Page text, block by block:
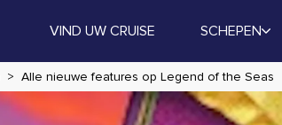
VIND UW CRUISE SCHEPEN
Alle nieuwe features op Legend of the Seas